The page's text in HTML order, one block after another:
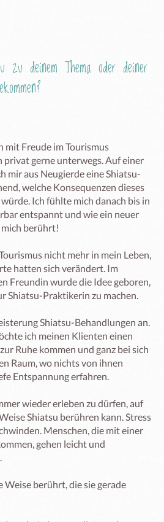
zu deinem Thema oder deiner
mit Freude im Tourismus
privat gerne unterwegs. Auf einer
mir aus Neugierde eine Shiatsu-
welche Konsequenzen dieses
Ich fühlte mich danach bis in
entspannt und wie ein neuer
berührt!
nicht mehr in mein Leben,
hatten sich verändert. Im
Freundin wurde die Idee geboren,
Shiatsu-Praktikerin zu machen.
Shiatsu-Behandlungen an.
ich meinen Klienten einen
Ruhe kommen und ganz bei sich
Raum, wo nichts von ihnen
Entspannung erfahren.
wieder erleben zu dürfen, auf
Shiatsu berühren kann. Stress
Menschen, die mit einer
gehen leicht und
Weise berührt, die sie gerade